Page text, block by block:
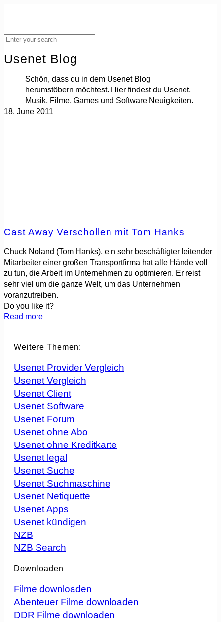
Usenet Blog
Schön, dass du in dem Usenet Blog
herumstöbern möchtest. Hier findest du Usenet,
Musik, Filme, Games und Software Neuigkeiten.
18. June 2011
Cast Away Verschollen mit Tom Hanks
Chuck Noland (Tom Hanks), ein sehr beschäftigter leitender
Mitarbeiter einer großen Transportfirma hat alle Hände voll
zu tun, die Arbeit im Unternehmen zu optimieren. Er reist
sehr viel um die ganze Welt, um das Unternehmen
voranzutreiben.
Do you like it?
Read more
Weitere Themen:
Usenet Provider Vergleich
Usenet Vergleich
Usenet Client
Usenet Software
Usenet Forum
Usenet ohne Abo
Usenet ohne Kreditkarte
Usenet legal
Usenet Suche
Usenet Suchmaschine
Usenet Netiquette
Usenet Apps
Usenet kündigen
NZB
NZB Search
Downloaden
Filme downloaden
Abenteuer Filme downloaden
DDR Filme downloaden